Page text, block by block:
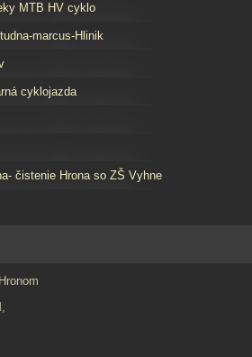
MTB HV cyklo
marcus-Hlinik
cyklojazda
čistenie Hrona so ZŠ Vyhne